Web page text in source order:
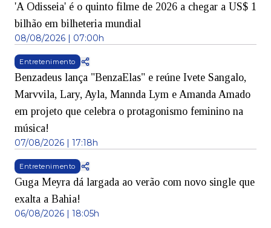
'A Odisseia' é o quinto filme de 2026 a chegar a US$ 1
bilhão em bilheteria mundial
08/08/2026 | 07:00h
Entretenimento
Benzadeus lança "BenzaElas" e reúne Ivete Sangalo,
Marvvila, Lary, Ayla, Mannda Lym e Amanda Amado
em projeto que celebra o protagonismo feminino na
música!
07/08/2026 | 17:18h
Entretenimento
Guga Meyra dá largada ao verão com novo single que
exalta a Bahia!
06/08/2026 | 18:05h